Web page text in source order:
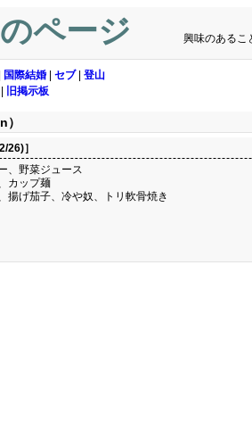
ページ 興味のあるこ
国際結婚 セブ| 登山
旧掲示板
26)］
、野菜ジュース
カップ麺
揚げ茄子、冷や奴、トリ軟骨焼き